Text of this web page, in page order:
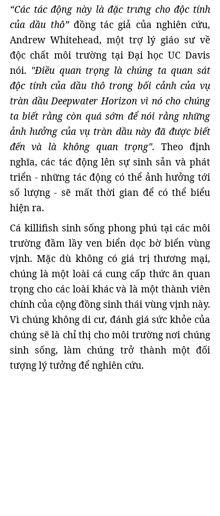
“Các tác động này là đặc trưng cho độc tính
của dầu thô”đồng tác giả của nghiên cứu,
Andrew Whitehead, một trợ lý giáo sư về
độc chất môi trường tại Đại học UC Davis
nói. "Điều quan trọng là chúng ta quan sát
độc tính của dầu thô trong bối cảnh của vụ
tràn dầu Deepwater Horizon vì nó cho chúng
ta biết rằng còn quá sớm để nói rằng những
ảnh hưởng của vụ tràn dầu này đã được biết
đến và là không quan trọng". Theo định
nghĩa, các tác động lên sự sinh sản và phát
triển - những tác động có thể ảnh hưởng tới
số lượng - sẽ mất thời gian để có thể biểu
hiện ra.
Cá killifish sinh sống phong phú tại các môi
trường đầm lầy ven biển dọc bờ biển vùng
vịnh. Mặc dù không có giá trị thương mại,
chúng là một loài cá cung cấp thức ăn quan
trọng cho các loài khác và là một thành viên
chính của cộng đồng sinh thái vùng vịnh này.
Vì chúng không di cư, đánh giá sức khỏe của
chúng sẽ là chỉ thị cho môi trường nơi chúng
sinh sống, làm chúng trở thành một đối
tượng lý tưởng để nghiên cứu.